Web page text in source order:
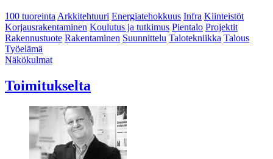
100 tuoreintaArkkitehtuuri Energiatehokkuus Infra Kiinteistöt
Korjausrakentaminen Koulutus ja tutkimus Pientalo Projektit
Rakennustuote Rakentaminen Suunnittelu Talotekniikka Talous
Työelämä
Näkökulmat
Toimitukselta